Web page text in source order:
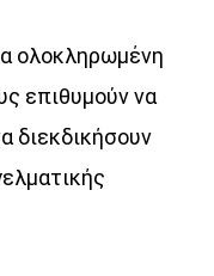
102.5.
Αιγαίου.
ολοκληρωμένη
επιθυμούν να
διεκδικήσουν